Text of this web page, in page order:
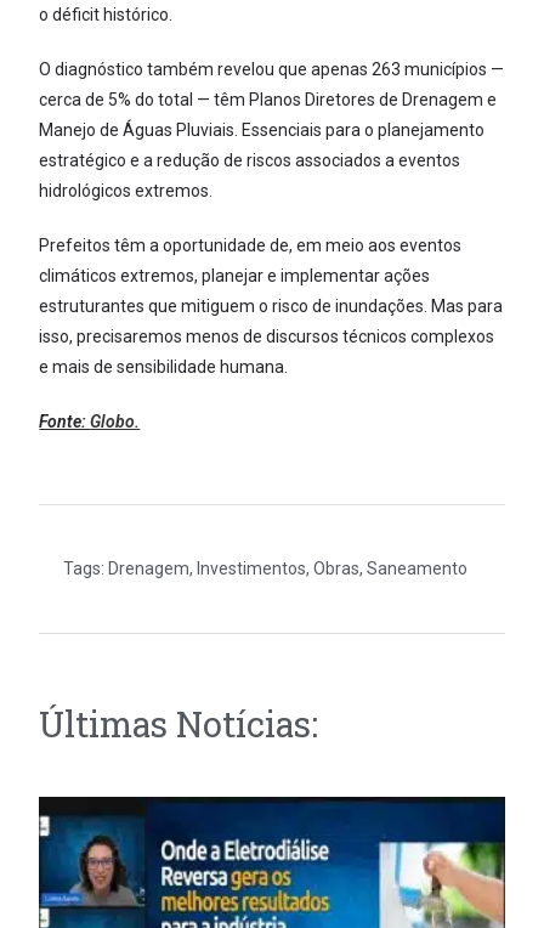
o déficit histórico.
O diagnóstico também revelou que apenas 263 municípios —
cerca de 5% do total — têm Planos Diretores de Drenagem e
Manejo de Águas Pluviais. Essenciais para o planejamento
estratégico e a redução de riscos associados a eventos
hidrológicos extremos.
Prefeitos têm a oportunidade de, em meio aos eventos
climáticos extremos, planejar e implementar ações
estruturantes que mitiguem o risco de inundações. Mas para
isso, precisaremos menos de discursos técnicos complexos
e mais de sensibilidade humana.
Fonte:Globo.
Tags: Drenagem, Investimentos,Obras,Saneamento
Últimas Notícias: